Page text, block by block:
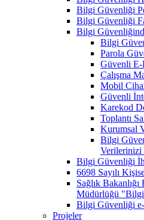
Bilgi Güvenliği
Bilgi Güvenliği
Bilgi
Bilgi
Parola
Güvenli E-
Çalışma
Mobil
Güvenli
Karekod
Toplantı
Kurumsal
Bilgi
Verilerinizi
Bilgi Güvenliği
6698 Sayılı
Sağlık
Müdürlüğü
Bilgi Güvenliği
Projeler